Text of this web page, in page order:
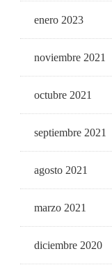
enero 2023
noviembre 2021
octubre 2021
septiembre 2021
agosto 2021
marzo 2021
diciembre 2020